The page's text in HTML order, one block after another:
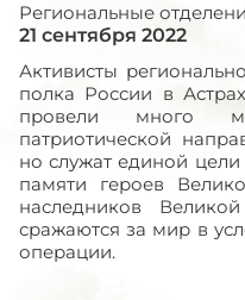
Региональные
21 сентября 2022
Активисты
полка России в
провели много
патриотической
но служат единой
памяти героев
наследников
сражаются за мир в
операции.